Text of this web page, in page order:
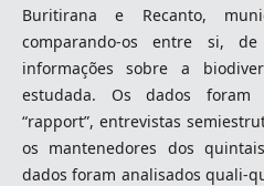
Buritirana e Recanto,
comparando-os entre si,
informações sobre a
estudada. Os dados
“rapport”, entrevistas
os mantenedores dos
dados foram analisados quali-